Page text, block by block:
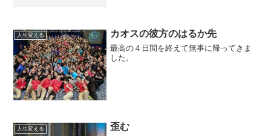
人生変える カオスの彼方のはるか先
最高の４日間を終えて無事に帰ってきま
した。
人生変える 歪む